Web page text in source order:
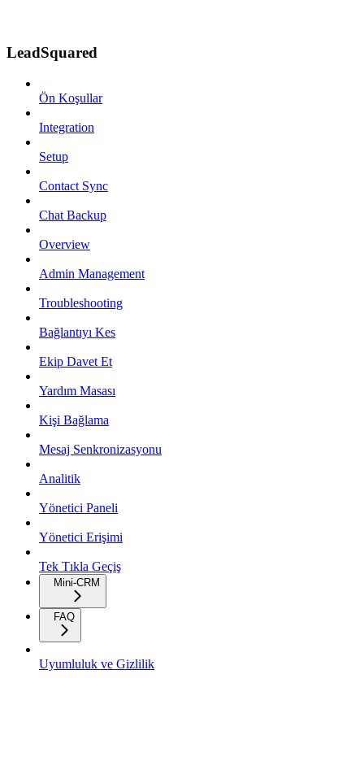
LeadSquared
Ön Koşullar
Integration
Setup
Contact Sync
Chat Backup
Overview
Admin Management
Troubleshooting
Bağlantıyı Kes
Ekip Davet Et
Yardım Masası
Kişi Bağlama
Mesaj Senkronizasyonu
Analitik
Yönetici Paneli
Yönetici Erişimi
Tek Tıkla Geçiş
Mini-CRM
FAQ
Uyumluluk ve Gizlilik